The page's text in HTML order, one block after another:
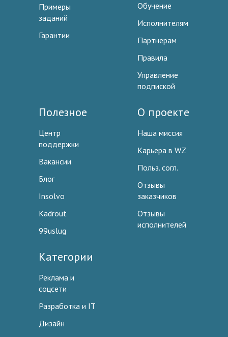
Примеры
заданий
Гарантии
Обучение
Исполнителям
Партнерам
Правила
Управление
подпиской
Полезное
Центр
поддержки
Вакансии
Блог
Insolvo
Kadrout
99uslug
О проекте
Наша миссия
Карьера в WZ
Польз. согл.
Отзывы
заказчиков
Отзывы
исполнителей
Категории
Реклама и
соцсети
Разработка и IT
Дизайн